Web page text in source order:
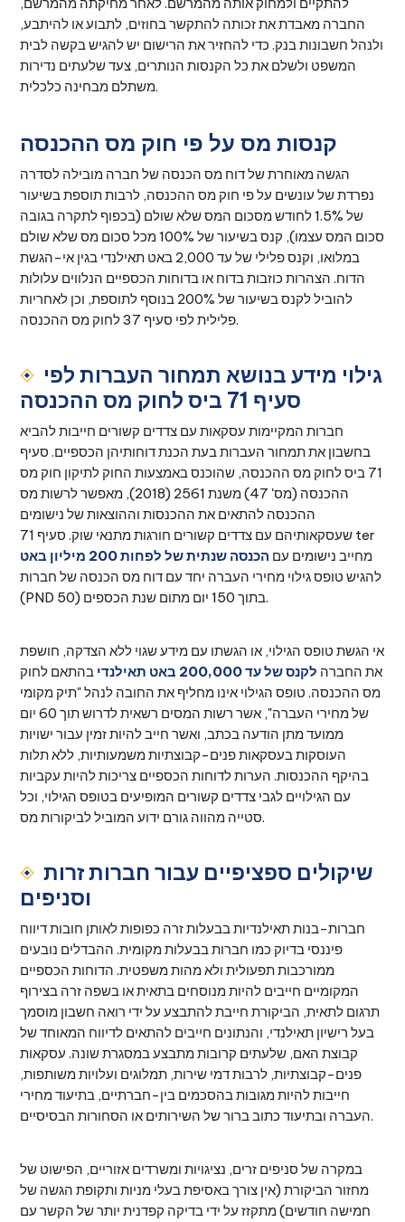
החברה מאבדת את זכותה להתקשר בחוזים, לתבוע או להיתבע,
ולנהל חשבונות בנק. כדי להחזיר את הרישום יש להגיש בקשה לבית
המשפט ולשלם את כל הקנסות הנותרים, צעד שלעתים נדירות
משתלם מבחינה כלכלית.
קנסות מס על פי חוק מס ההכנסה
הגשה מאוחרת של דוח מס הכנסה של חברה מובילה לסדרה
נפרדת של עונשים על פי חוק מס ההכנסה, לרבות תוספת בשיעור
של 1.5% לחודש מסכום המס שלא שולם (בכפוף לתקרה בגובה
סכום המס עצמו), קנס בשיעור של 100% מכל סכום מס שלא שולם
במלואו, וקנס פלילי של עד 2,000 באט תאילנדי בגין אי-הגשת
הדוח. הצהרות כוזבות בדוח או בדוחות הכספיים הנלווים עלולות
להוביל לקנס בשיעור של 200% בנוסף לתוספת, וכן לאחריות
פלילית לפי סעיף 37 לחוק מס ההכנסה.
גילוי מידע בנושא תמחור העברות לפי
סעיף 71 ביס לחוק מס ההכנסה
חברות המקיימות עסקאות עם צדדים קשורים חייבות להביא
בחשבון את תמחור העברות בעת הכנת דוחותיהן הכספיים. סעיף
71 ביס לחוק מס ההכנסה, שהוכנס באמצעות החוק לתיקון חוק מס
ההכנסה (מס' 47) משנת 2561 (2018), מאפשר לרשות מס
ההכנסה להתאים את ההכנסות וההוצאות של נישומים
שעסקאותיהם עם צדדים קשורים חורגות מתנאי שוק. סעיף 71 ter
מחייב נישומים עם הכנסה שנתית של לפחות 200 מיליון באט
להגיש טופס גילוי מחירי העברה יחד עם דוח מס הכנסה של חברות
(PND 50) בתוך 150 יום מתום שנת הכספים.
אי הגשת טופס הגילוי, או הגשתו עם מידע שגוי ללא הצדקה, חושפת
את החברה לקנס של עד 200,000 באט תאילנדי
בהתאם לחוק
מס ההכנסה. טופס הגילוי אינו מחליף את החובה לנהל "תיק מקומי
של מחירי העברה", אשר רשות המסים רשאית לדרוש תוך 60 יום
ממועד מתן הודעה בכתב, ואשר חייב להיות זמין עבור ישויות
העוסקות בעסקאות פנים-קבוצתיות משמעותיות, ללא תלות
בהיקף ההכנסות. הערות לדוחות הכספיים צריכות להיות עקביות
עם הגילויים לגבי צדדים קשורים המופיעים בטופס הגילוי, וכל
סטייה מהווה גורם ידוע המוביל לביקורות מס.
שיקולים ספציפיים עבור חברות זרות
וסניפים
חברות-בנות תאילנדיות בבעלות זרה כפופות לאותן חובות דיווח
פיננסי בדיוק כמו חברות בבעלות מקומית. ההבדלים נובעים
ממורכבות תפעולית ולא מהות משפטית. הדוחות הכספיים
המקומיים חייבים להיות מנוסחים בתאית או בשפה זרה בצירוף
תרגום לתאית, הביקורת חייבת להתבצע על ידי רואה חשבון מוסמך
בעל רישיון תאילנדי, והנתונים חייבים להתאים לדיווח המאוחד של
קבוצת האם, שלעתים קרובות מתבצע במסגרת שונה. עסקאות
פנים-קבוצתיות, לרבות דמי שירות, תמלוגים ועלויות משותפות,
חייבות להיות מגובות בהסכמים בין-חברתיים, בתיעוד מחירי
העברה ובתיעוד כתוב ברור של השירותים או הסחורות הבסיסיים.
במקרה של סניפים זרים, נציגויות ומשרדים אזוריים, הפישוט של
מחזור הביקורת (אין צורך באסיפת בעלי מניות ותקופת הגשה של
חמישה חודשים) מתקזז על ידי בדיקה קפדנית יותר של הקשר עם